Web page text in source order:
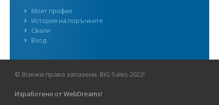
Моят профил
История на поръчките
Свали
Вход
© Всички права запазени. BIG Sales 2022!
Изработено от WebDreams!